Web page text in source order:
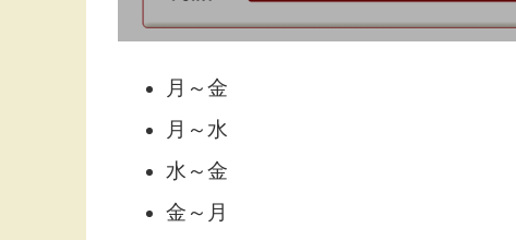
月～金
月～水
水～金
金～月